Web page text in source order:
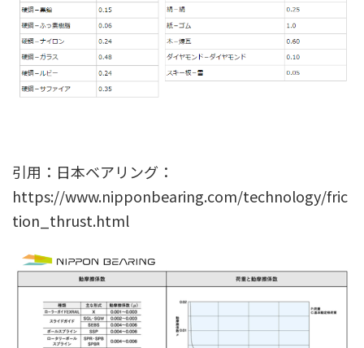
引用：日本ベアリング：
https://www.nipponbearing.com/technology/fric
tion_thrust.html